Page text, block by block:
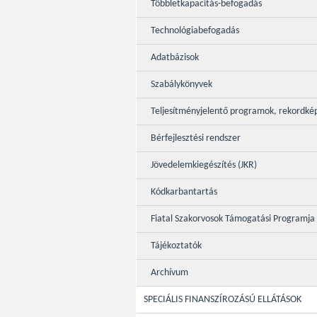
Többletkapacitás-befogadás
Technológiabefogadás
Adatbázisok
Szabálykönyvek
Teljesítményjelentő programok,
Bérfejlesztési rendszer
Jövedelemkiegészítés (JKR)
Kódkarbantartás
Fiatal Szakorvosok Támogatási Programja
Tájékoztatók
Archívum
SPECIÁLIS FINANSZÍROZÁSÚ ELLÁTÁSOK